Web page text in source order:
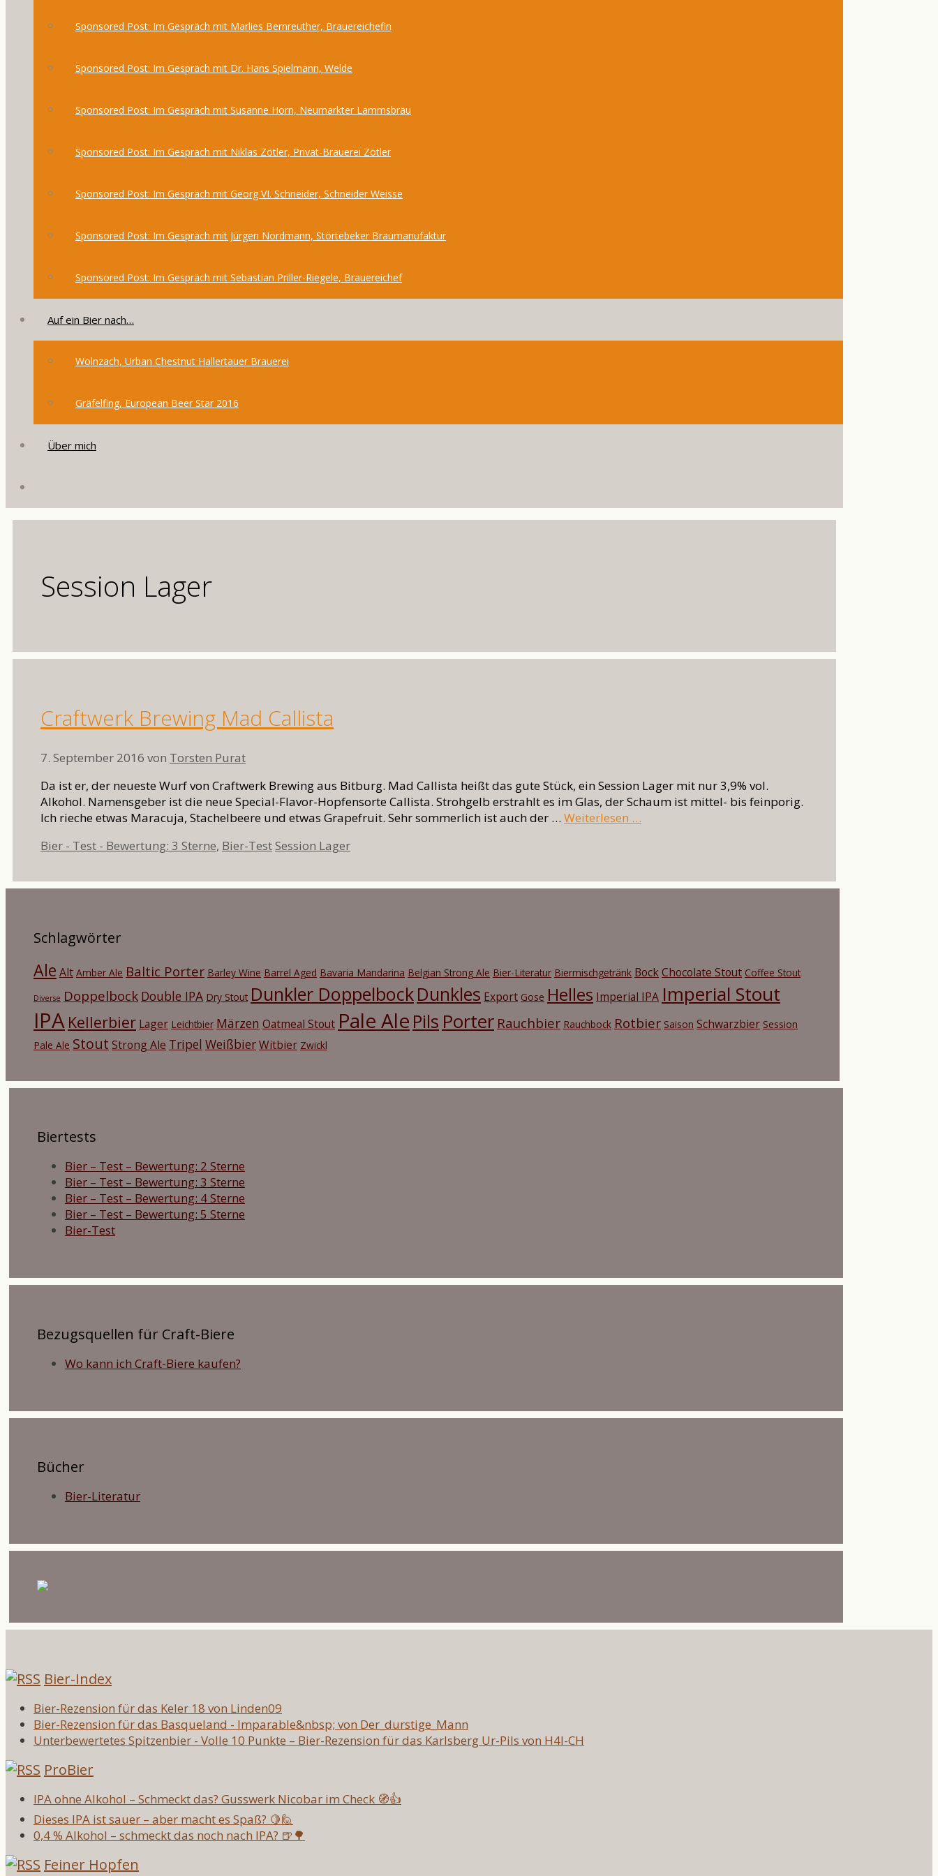
Sponsored Post: Im Gespräch mit Marlies Bernreuther, Brauereichefin
Sponsored Post: Im Gespräch mit Dr. Hans Spielmann, Welde
Sponsored Post: Im Gespräch mit Susanne Horn, Neumarkter Lammsbräu
Sponsored Post: Im Gespräch mit Niklas Zötler, Privat-Brauerei Zötler
Sponsored Post: Im Gespräch mit Georg VI. Schneider, Schneider Weisse
Sponsored Post: Im Gespräch mit Jürgen Nordmann, Störtebeker Braumanufaktur
Sponsored Post: Im Gespräch mit Sebastian Priller-Riegele, Brauereichef
Auf ein Bier nach…
Wolnzach, Urban Chestnut Hallertauer Brauerei
Gräfelfing, European Beer Star 2016
Über mich
Session Lager
Craftwerk Brewing Mad Callista
7. September 2016 von Torsten Purat
Da ist er, der neueste Wurf von Craftwerk Brewing aus Bitburg. Mad Callista heißt das gute Stück, ein Session Lager mit nur 3,9% vol.
Alkohol. Namensgeber ist die neue Special-Flavor-Hopfensorte Callista. Strohgelb erstrahlt es im Glas, der Schaum ist mittel- bis feinporig.
Ich rieche etwas Maracuja, Stachelbeere und etwas Grapefruit. Sehr sommerlich ist auch der … Weiterlesen …
Kategorien
Bier - Test - Bewertung: 3 Sterne, Bier-TestSchlagwörter
Session Lager
Schlagwörter
Ale Alt Amber Ale Baltic Porter Barley Wine Barrel Aged Bavaria Mandarina Belgian Strong Ale Bier-Literatur Biermischgetränk BockChocolate Stout Coffee Stout
Diverse Doppelbock Double IPA Dry Stout Dunkler DoppelbockDunkles Export Gose Helles Imperial IPA Imperial Stout
IPA Kellerbier Lager Leichtbier Märzen Oatmeal Stout Pale Ale Pils Porter Rauchbier Rauchbock Rotbier Saison Schwarzbier Session
Pale Ale Stout Strong Ale Tripel WeißbierWitbier Zwickl
Biertests
Bier – Test – Bewertung: 2 Sterne
Bier – Test – Bewertung: 3 Sterne
Bier – Test – Bewertung: 4 Sterne
Bier – Test – Bewertung: 5 Sterne
Bier-Test
Bezugsquellen für Craft-Biere
Wo kann ich Craft-Biere kaufen?
Bücher
Bier-Literatur
Bier-Index
Bier-Rezension für das Keler 18 von Linden09
Bier-Rezension für das Basqueland - Imparable&nbsp; von Der_durstige_Mann
Unterbewertetes Spitzenbier - Volle 10 Punkte – Bier-Rezension für das Karlsberg Ur-Pils von H4l-CH
ProBier
IPA ohne Alkohol – Schmeckt das? Gusswerk Nicobar im Check 🧭👍
Dieses IPA ist sauer – aber macht es Spaß? 🍋🙋
0,4 % Alkohol – schmeckt das noch nach IPA? 🍺🌳
Feiner Hopfen